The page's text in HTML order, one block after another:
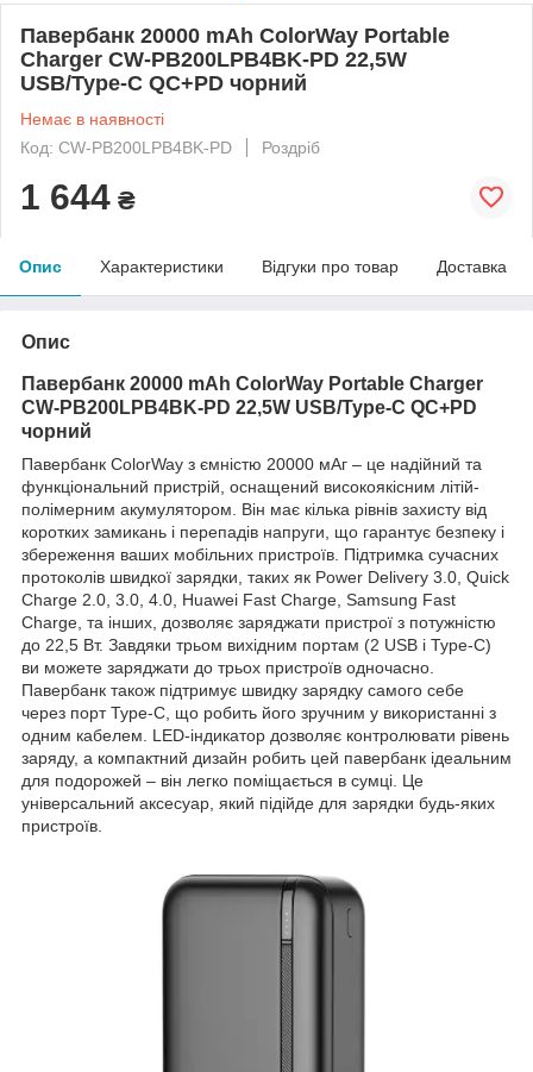
Павербанк 20000 mAh ColorWay Portable
Charger CW-PB200LPB4BK-PD 22,5W
USB/Type-C QC+PD чорний
Немає в наявності
Код: CW-PB200LPB4BK-PD
Роздріб
1 644 ₴
Опис Характеристики Відгуки про товар Доставка
Опис
Павербанк 20000 mAh ColorWay Portable Charger
CW-PB200LPB4BK-PD 22,5W USB/Type-C QC+PD
чорний
Павербанк ColorWay з ємністю 20000 мАг – це надійний та
функціональний пристрій, оснащений високоякісним літій-
полімерним акумулятором. Він має кілька рівнів захисту від
коротких замикань і перепадів напруги, що гарантує безпеку і
збереження ваших мобільних пристроїв. Підтримка сучасних
протоколів швидкої зарядки, таких як Power Delivery 3.0, Quick
Charge 2.0, 3.0, 4.0, Huawei Fast Charge, Samsung Fast
Charge, та інших, дозволяє заряджати пристрої з потужністю
до 22,5 Вт. Завдяки трьом вихідним портам (2 USB і Type-C)
ви можете заряджати до трьох пристроїв одночасно.
Павербанк також підтримує швидку зарядку самого себе
через порт Type-C, що робить його зручним у використанні з
одним кабелем. LED-індикатор дозволяє контролювати рівень
заряду, а компактний дизайн робить цей павербанк ідеальним
для подорожей – він легко поміщається в сумці. Це
універсальний аксесуар, який підійде для зарядки будь-яких
пристроїв.